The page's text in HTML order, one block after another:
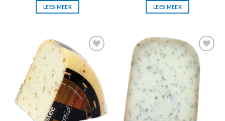
LEES MEER LEES MEER
Zet in
mijn
favorieten
Zet in
mijn
favorieten